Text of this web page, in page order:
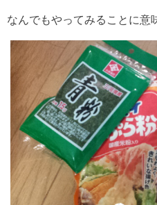
なんでもやってみることに意